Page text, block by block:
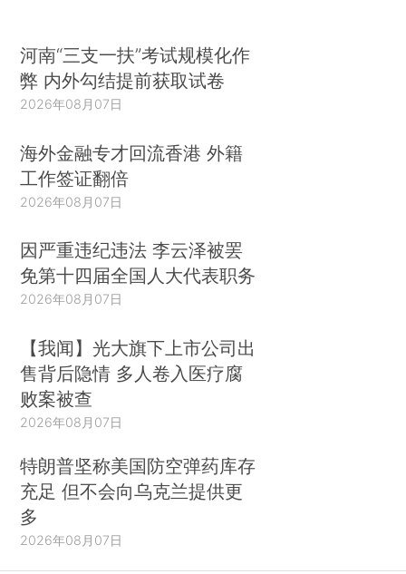
河南“三支一扶”考试规模化作
弊 内外勾结提前获取试卷
2026年08月07日
海外金融专才回流香港 外籍
工作签证翻倍
2026年08月07日
因严重违纪违法 李云泽被罢
免第十四届全国人大代表职务
2026年08月07日
【我闻】光大旗下上市公司出
售背后隐情 多人卷入医疗腐
败案被查
2026年08月07日
特朗普坚称美国防空弹药库存
充足 但不会向乌克兰提供更
多
2026年08月07日